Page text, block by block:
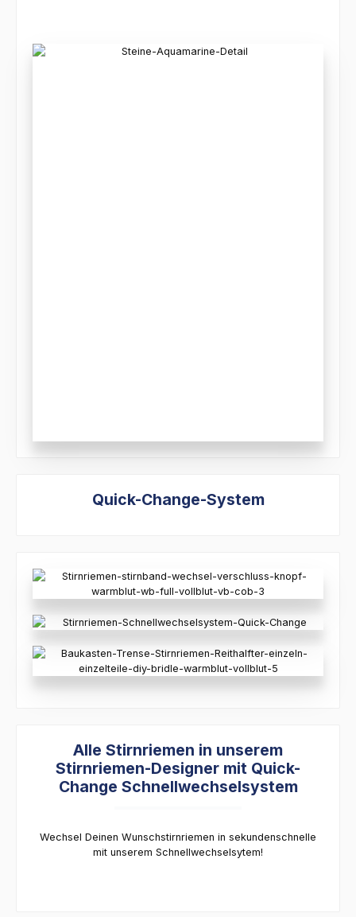
Quick-Change-System
Alle Stirnriemen in unserem
Stirnriemen-Designer mit Quick-
Change Schnellwechselsystem
Wechsel Deinen Wunschstirnriemen in sekundenschnelle
mit unserem Schnellwechselsytem!